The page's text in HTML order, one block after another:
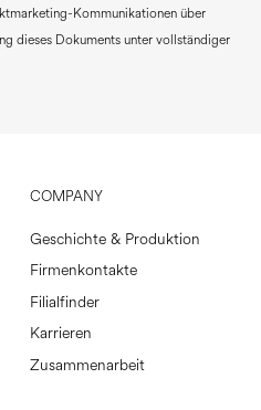
Kommunikationen über
dieses Dokuments unter vollständiger
COMPANY
Geschichte & Produktion
Firmenkontakte
Filialfinder
Karrieren
Zusammenarbeit